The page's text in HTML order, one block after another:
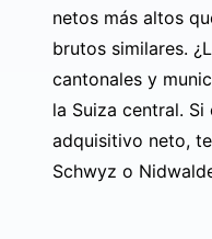
netos más altos
brutos similares.
cantonales y
la Suiza central.
adquisitivo neto,
Schwyz o